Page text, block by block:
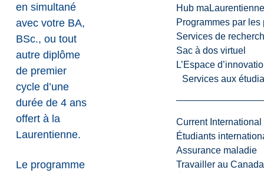
Hub maLaurentienne
Programmes par les
Services de
Sac à dos virtuel
L’Espace
Services aux
Current International
Étudiants
Assurance maladie
Travailler au Canada
en simultané
avec votre BA,
BSc., ou tout
autre diplôme
de premier
cycle d’une
durée de 4 ans
offert à la
Laurentienne.
Le programme